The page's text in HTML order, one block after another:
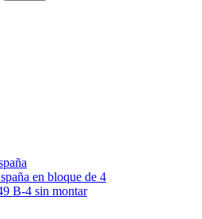
en bloque de 4
B-4 sin montar